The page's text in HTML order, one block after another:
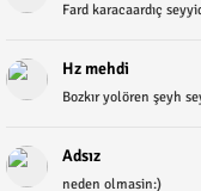
Fard karacaardıç
Hz mehdi
Bozkır yolören şeyh
Adsız
neden olmasin:)